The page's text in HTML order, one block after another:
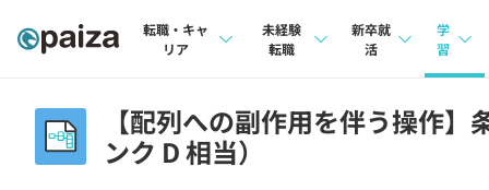
転職・キャ
リア
求人検索
インタビュー
未経験
転職
求人検索
新卒就
活
本選考
学
習
講座
【配列への副作用を伴う操作
ンク D 相当）